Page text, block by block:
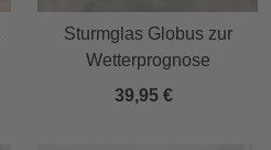
Sturmglas Globus zur
Wetterprognose
39,95 €